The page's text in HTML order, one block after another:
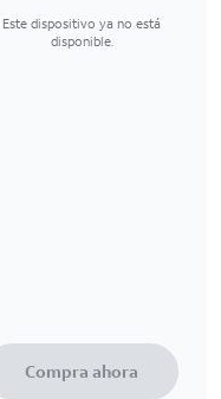
Este dispositivo ya no está
disponible.
Compra ahora